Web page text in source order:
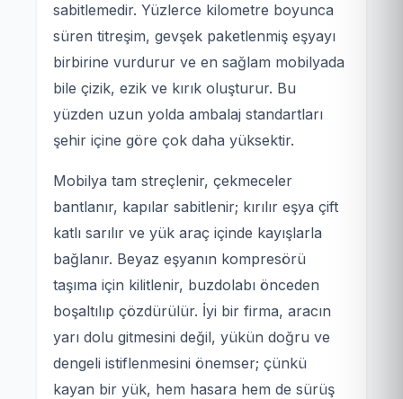
sabitlemedir. Yüzlerce kilometre boyunca
süren titreşim, gevşek paketlenmiş eşyayı
birbirine vurdurur ve en sağlam mobilyada
bile çizik, ezik ve kırık oluşturur. Bu
yüzden uzun yolda ambalaj standartları
şehir içine göre çok daha yüksektir.
Mobilya tam streçlenir, çekmeceler
bantlanır, kapılar sabitlenir; kırılır eşya çift
katlı sarılır ve yük araç içinde kayışlarla
bağlanır. Beyaz eşyanın kompresörü
taşıma için kilitlenir, buzdolabı önceden
boşaltılıp çözdürülür. İyi bir firma, aracın
yarı dolu gitmesini değil, yükün doğru ve
dengeli istiflenmesini önemser; çünkü
kayan bir yük, hem hasara hem de sürüş